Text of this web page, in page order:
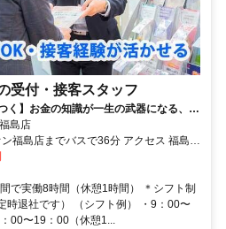
受付・接客スタッフ
く】お⾦の知識が⼀⽣の武器になる、
島店
でバスで36分 アクセス 福島飯
分
で実働8時間（休憩1時間） ＊シフト制
時退社です） （シフト例） ・9：00〜
00〜19：00（休憩1...